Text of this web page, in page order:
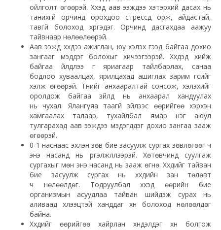
ойлголт өгөөрэй. Хүүхэд аав ээждээ хэтэрхий дасах нь
танихгүй орчинд орохдоо стрессд орж, айдастай,
тавгүй болоход хүргэдэг. Орчинд дасгахдаа аажуу
тайвнаар нөлөөлөөрэй.
Аав ээжүүд хүүхдээ ажиглан, юу хэлэх гээд байгаа дохио
зангааг мэддэг болохыг хичээгээрэй. Хүүхдэд хийж
байгаа үйлдлээ үг яриагаар тайлбарлах, санаа
бодлоо хуваалцах, ярилцахад ашиглах зарим үгсийг
хэлж өгөөрэй. Түүнийг анхааралтай сонсож, хэлэхийг
оролдож байгаа зүйлд нь анхаарал хандуулах
нь чухал. Ялангуяа таагүй зүйлээс өөрийгөө хэрхэн
хамгаалах талаар, тухайлбал ямар нэг аюул
тулгарахад аав ээждээ мэдэгддэг дохио зангаа зааж
өгөөрэй.
0-1 наснаас эхлэн зөв бие засуулж сургах зөвлөгөөг ч
энэ насанд нь үргэлжлүүлээрэй. Хөтөвчинд суулгаж
сургахыг мөн энэ насанд нь зааж өгнө. Хүүхдийг тайван
бие засуулж сургах нь хүүхдийн зан төлөвт
ч нөлөөлдөг. Тодруулбал хүүхэд өөрийн бие
организмын асуудлаа тайван шийдэж сурах нь
аливаад хүлээцтэй ханддаг хүн болоход нөлөөлдөг
байна.
Хүүхдийг өөрийгөө хайрлан хүндэлдэг хүн болгож